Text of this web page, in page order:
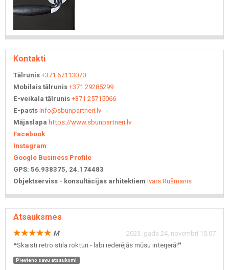
Kontakti
Tālrunis +371 67113070
Mobilais tālrunis +371 29285299
E-veikala tālrunis +371 25715066
E-pasts info@sbunpartneri.lv
Mājaslapa https://www.sbunpartneri.lv
Facebook
Instagram
Google Business Profile
GPS: 56.938375, 24.174483
Objektserviss - konsultācijas arhitektiem Ivars Rušmanis
Atsauksmes
M
2023. gada 24. novembrī 15:07
❝Skaisti retro stila rokturi - labi iederējās mūsu interjerā!❞
Pievieno savu atsauksmi